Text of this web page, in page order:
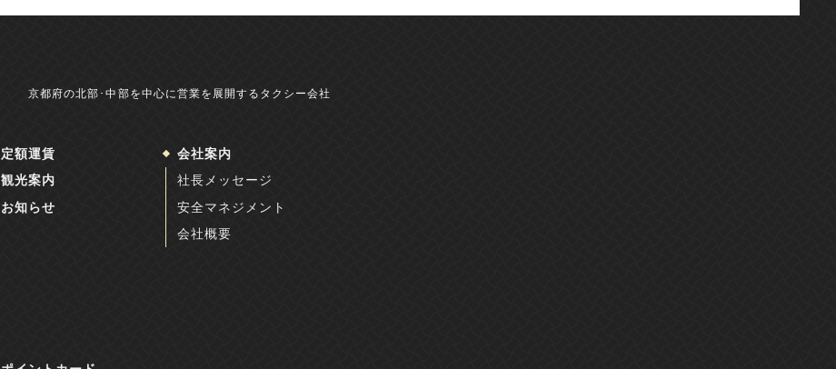
京都府の北部･中部を中心に営業を展開するタクシー会社
定額運賃
観光案内
お知らせ
会社案内
社長メッセージ
安全マネジメント
会社概要